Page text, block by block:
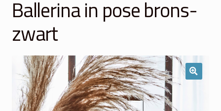
Winkelmand
Over Ons
Veelgestelde vragen
Contact
Ballerina in pose brons-
zwart